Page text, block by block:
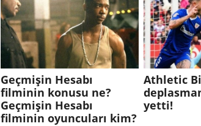
Geçmişin Hesabı
filminin konusu ne?
Geçmişin Hesabı
filminin oyuncuları kim?
Athletic
yetti!